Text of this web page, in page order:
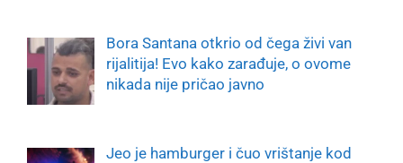
Bora Santana otkrio od čega živi van
rijalitija! Evo kako zarađuje, o ovome
nikada nije pričao javno
Jeo je hamburger i čuo vrištanje kod